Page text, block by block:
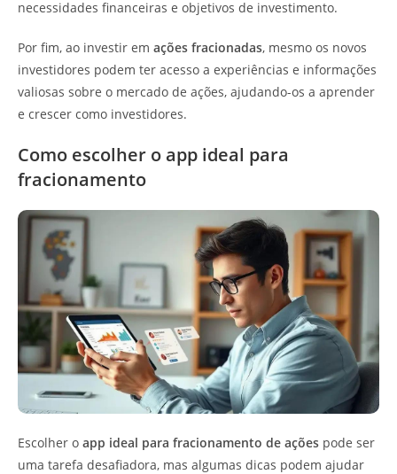
necessidades financeiras e objetivos de investimento.
Por fim, ao investir em ações fracionadas, mesmo os novos
investidores podem ter acesso a experiências e informações
valiosas sobre o mercado de ações, ajudando-os a aprender
e crescer como investidores.
Como escolher o app ideal para
fracionamento
Escolher o app ideal para fracionamento de ações pode ser
uma tarefa desafiadora, mas algumas dicas podem ajudar